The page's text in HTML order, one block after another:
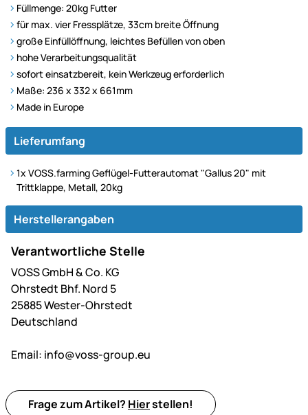
Füllmenge: 20kg Futter
für max. vier Fressplätze, 33cm breite Öffnung
große Einfüllöffnung, leichtes Befüllen von oben
hohe Verarbeitungsqualität
sofort einsatzbereit, kein Werkzeug erforderlich
Maße: 236 x 332 x 661mm
Made in Europe
Lieferumfang
1x VOSS.farming Geflügel-Futterautomat "Gallus 20" mit
Trittklappe, Metall, 20kg
Herstellerangaben
Verantwortliche Stelle
VOSS GmbH & Co. KG
Ohrstedt Bhf. Nord 5
25885 Wester-Ohrstedt
Deutschland
Email: info@voss-group.eu
Frage zum Artikel? Hierstellen!